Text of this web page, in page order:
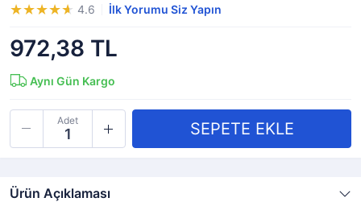
4.6 İlk Yorumu Siz Yapın
972,38 TL
Aynı Gün Kargo
Adet
Ürün Açıklaması